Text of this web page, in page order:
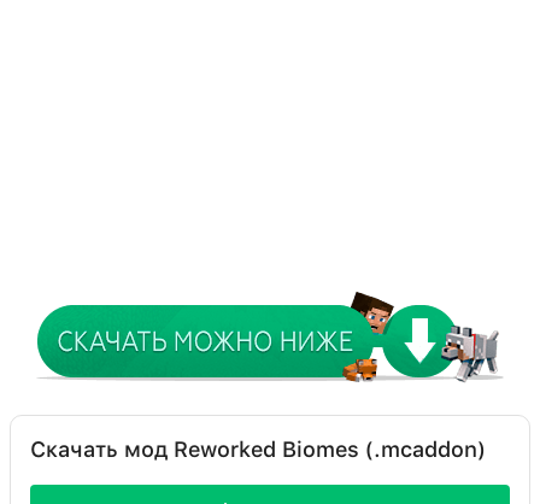
Скачать мод Reworked Biomes (.mcaddon)